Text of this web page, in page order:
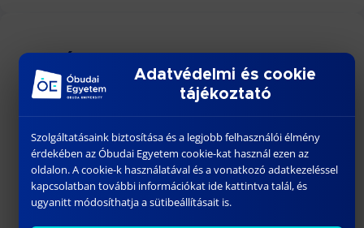
TOVÁBBI LINKEK
Felvételi felhívás
Habilitációk
Kooperatív Doktori Program (KDP)
Hasznos linkek
Adatvédelmi és cookie
tájékoztató
Szolgáltatásaink biztosítása és a legjobb felhasználói élmény
érdekében az Óbudai Egyetem cookie-kat használ ezen az
oldalon. A cookie-k használatával és a vonatkozó adatkezeléssel
kapcsolatban további információkat ide kattintva talál, és
ugyanitt módosíthatja a sütibeállításait is.